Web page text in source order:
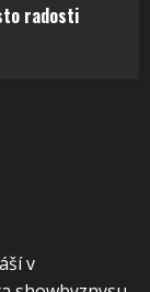
radosti
v